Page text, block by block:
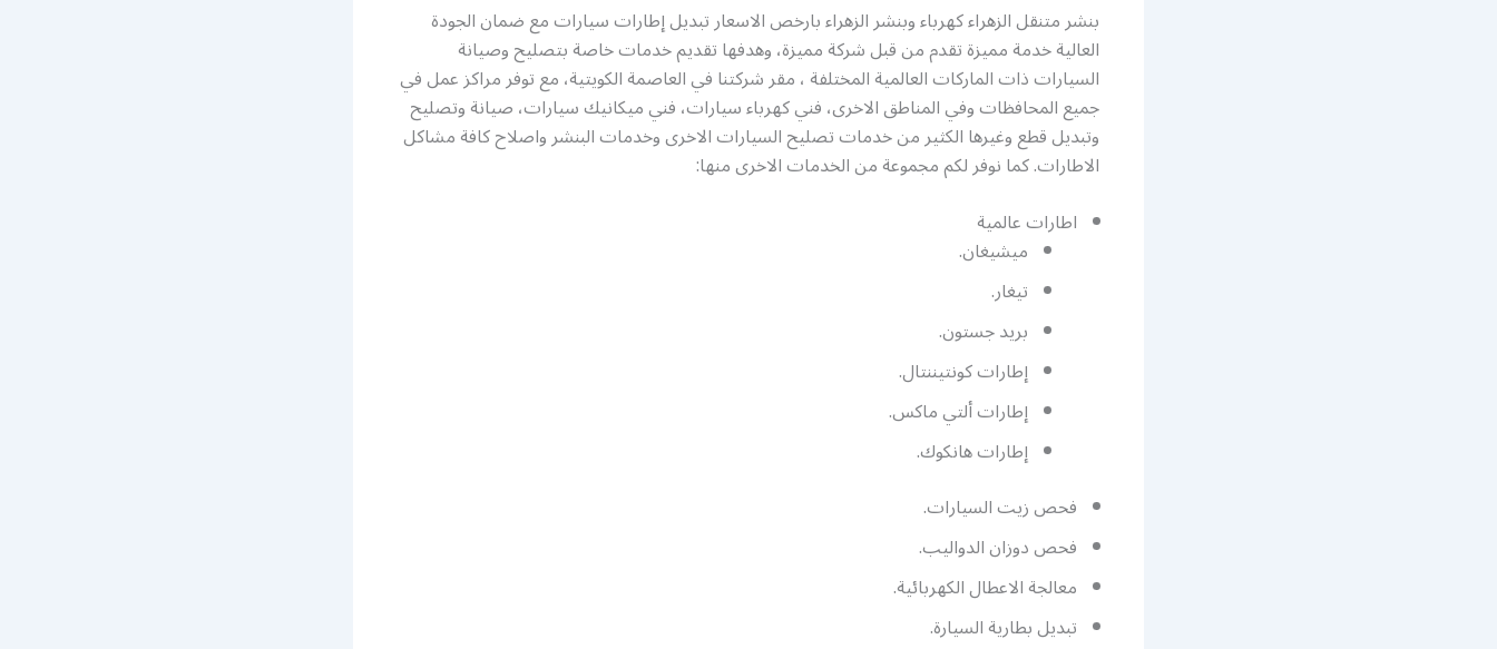
بنشر متنقل الزهراء كهرباء وبنشر الزهراء بارخص الاسعار تبديل إطارات سيارات مع ضمان الجودة
العالية خدمة مميزة تقدم من قبل شركة مميزة، وهدفها تقديم خدمات خاصة بتصليح وصيانة
السيارات ذات الماركات العالمية المختلفة ، مقر شركتنا في العاصمة الكويتية، مع توفر مراكز عمل في
جميع المحافظات وفي المناطق الاخرى، فني كهرباء سيارات، فني ميكانيك سيارات، صيانة وتصليح
وتبديل قطع وغيرها الكثير من خدمات تصليح السيارات الاخرى وخدمات البنشر واصلاح كافة مشاكل
الاطارات. كما نوفر لكم مجموعة من الخدمات الاخرى منها:
اطارات عالمية
ميشيغان.
تيغار.
بريد جستون.
إطارات كونتيننتال.
إطارات ألتي ماكس.
إطارات هانكوك.
فحص زيت السيارات.
فحص دوزان الدواليب.
معالجة الاعطال الكهربائية.
تبديل بطارية السيارة.